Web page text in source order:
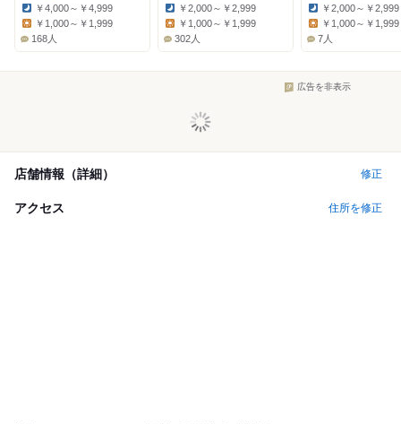
Dinner:
￥4,000～￥4,999
￥1,000～￥1,999
168人
Dinner:
￥2,000～￥2,999
￥1,000～￥1,999
302人
Dinner:
￥2,000～￥2,999
Lunch:
￥1,000～￥1,999
7人
広告を非表示
店舗情報（詳細） 修正
アクセス 住所を修正